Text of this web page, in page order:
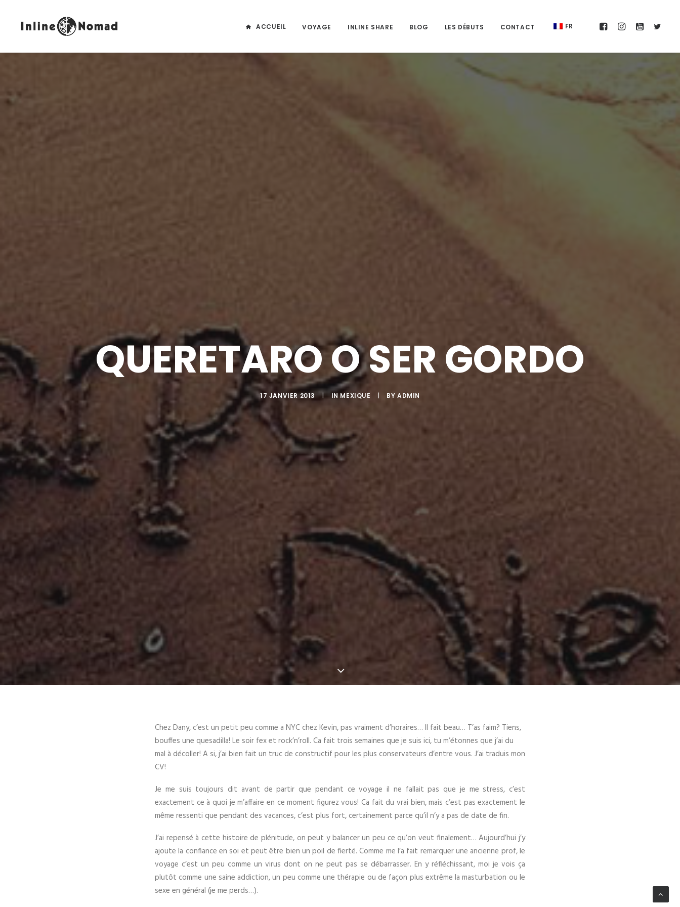
ACCUEIL VOYAGE INLINE SHARE BLOG LES DÉBUTS CONTACT FR
QUERETARO O SER GORDO
17 JANVIER 2013 | INMEXIQUE | BYADMIN
Chez Dany, c’est un petit peu comme a NYC chez Kevin, pas vraiment d’horaires… Il fait beau… T’as faim? Tiens,
bouffes une quesadilla! Le soir fex et rock’n’roll. Ca fait trois semaines que je suis ici, tu m’étonnes que j’ai du
mal à décoller! A si, j’ai bien fait un truc de constructif pour les plus conservateurs d’entre vous. J’ai traduis mon
CV!
Je me suis toujours dit avant de partir que pendant ce voyage il ne fallait pas que je me stress, c’est
exactement ce à quoi je m’affaire en ce moment figurez vous! Ca fait du vrai bien, mais c’est pas exactement le
même ressenti que pendant des vacances, c’est plus fort, certainement parce qu’il n’y a pas de date de fin.
J’ai repensé à cette histoire de plénitude, on peut y balancer un peu ce qu’on veut finalement… Aujourd’hui j’y
ajoute la confiance en soi et peut être bien un poil de fierté. Comme me l’a fait remarquer une ancienne prof, le
voyage c’est un peu comme un virus dont on ne peut pas se débarrasser. En y réfléchissant, moi je vois ça
plutôt comme une saine addiction, un peu comme une thérapie ou de façon plus extrême la masturbation ou le
sexe en général (je me perds…).